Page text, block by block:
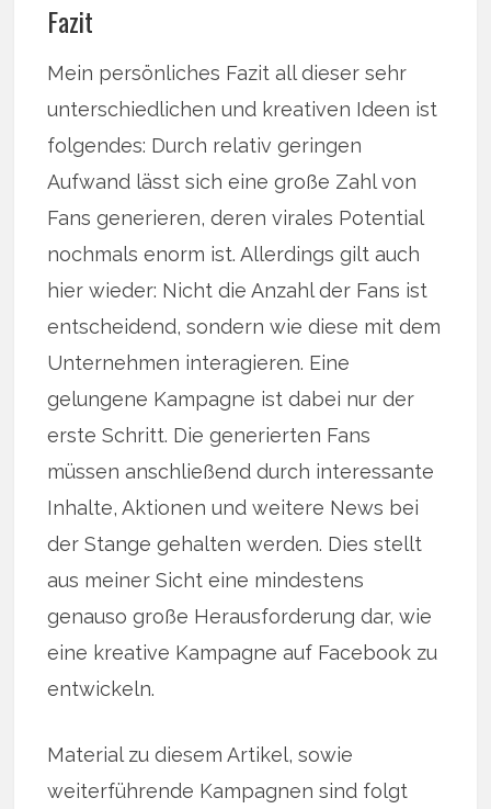
Fazit
Mein persönliches Fazit all dieser sehr
unterschiedlichen und kreativen Ideen ist
folgendes: Durch relativ geringen
Aufwand lässt sich eine große Zahl von
Fans generieren, deren virales Potential
nochmals enorm ist. Allerdings gilt auch
hier wieder: Nicht die Anzahl der Fans ist
entscheidend, sondern wie diese mit dem
Unternehmen interagieren. Eine
gelungene Kampagne ist dabei nur der
erste Schritt. Die generierten Fans
müssen anschließend durch interessante
Inhalte, Aktionen und weitere News bei
der Stange gehalten werden. Dies stellt
aus meiner Sicht eine mindestens
genauso große Herausforderung dar, wie
eine kreative Kampagne auf Facebook zu
entwickeln.
Material zu diesem Artikel, sowie
weiterführende Kampagnen sind folgt